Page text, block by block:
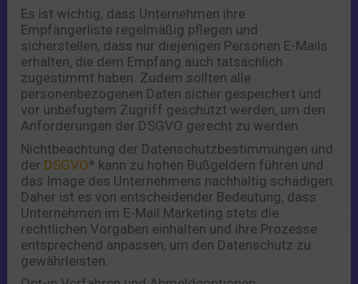
Es ist wichtig, dass Unternehmen ihre
Empfängerliste regelmäßig pflegen und
sicherstellen, dass nur diejenigen Personen E-Mails
erhalten, die dem Empfang auch tatsächlich
zugestimmt haben. Zudem sollten alle
personenbezogenen Daten sicher gespeichert und
vor unbefugtem Zugriff geschützt werden, um den
Anforderungen der DSGVO gerecht zu werden.
Nichtbeachtung der Datenschutzbestimmungen und
der DSGVO* kann zu hohen Bußgeldern führen und
das Image des Unternehmens nachhaltig schädigen.
Daher ist es von entscheidender Bedeutung, dass
Unternehmen im E-Mail Marketing stets die
rechtlichen Vorgaben einhalten und ihre Prozesse
entsprechend anpassen, um den Datenschutz zu
gewährleisten.